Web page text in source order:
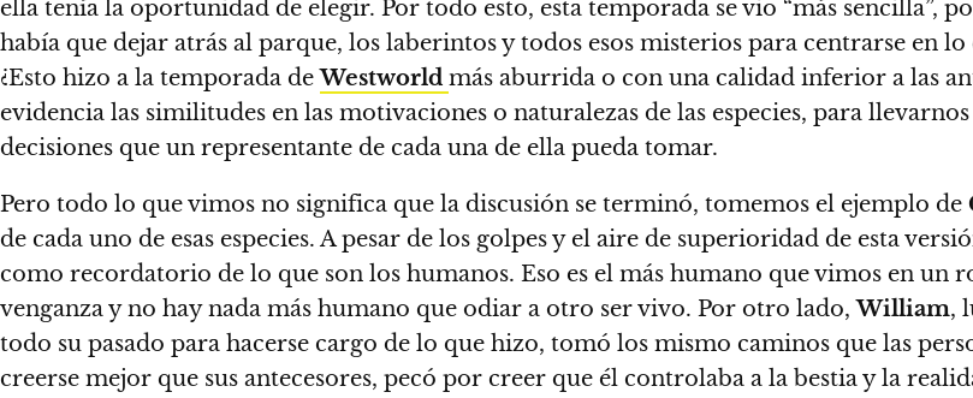
ella tenía la oportunidad de elegir. Por todo esto, esta temporada se vio “más sencilla”,
había que dejar atrás al parque, los laberintos y todos esos misterios para centrarse en
¿Esto hizo a la temporada deWestworld más aburrida o con una calidad inferior a las
evidencia las similitudes en las motivaciones o naturalezas de las especies, para
decisiones que un representante de cada una de ella pueda tomar.
Pero todo lo que vimos no significa que la discusión se terminó, tomemos el ejemplo de
de cada uno de esas especies. A pesar de los golpes y el aire de superioridad de esta
como recordatorio de lo que son los humanos. Eso es el más humano que vimos en
venganza y no hay nada más humano que odiar a otro ser vivo. Por otro lado,William,
todo su pasado para hacerse cargo de lo que hizo, tomó los mismo caminos que las
creerse mejor que sus antecesores, pecó por creer que él controlaba a la bestia y la